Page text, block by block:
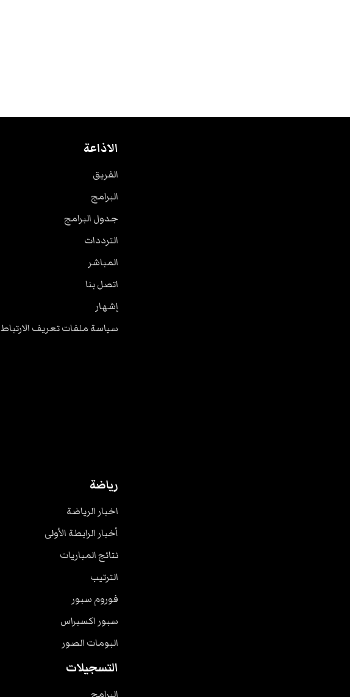
الاذاعة
الفريق
البرامج
جدول البرامج
الترددات
المباشر
اتصل بنا
إشهار
سياسة ملفات تعريف الارتباط
رياضة
اخبار الرياضة
أخبار الرابطة الأولى
نتائج المباريات
الترتيب
فوروم سبور
سبور اكسبراس
البومات الصور
التسجيلات
البرامج